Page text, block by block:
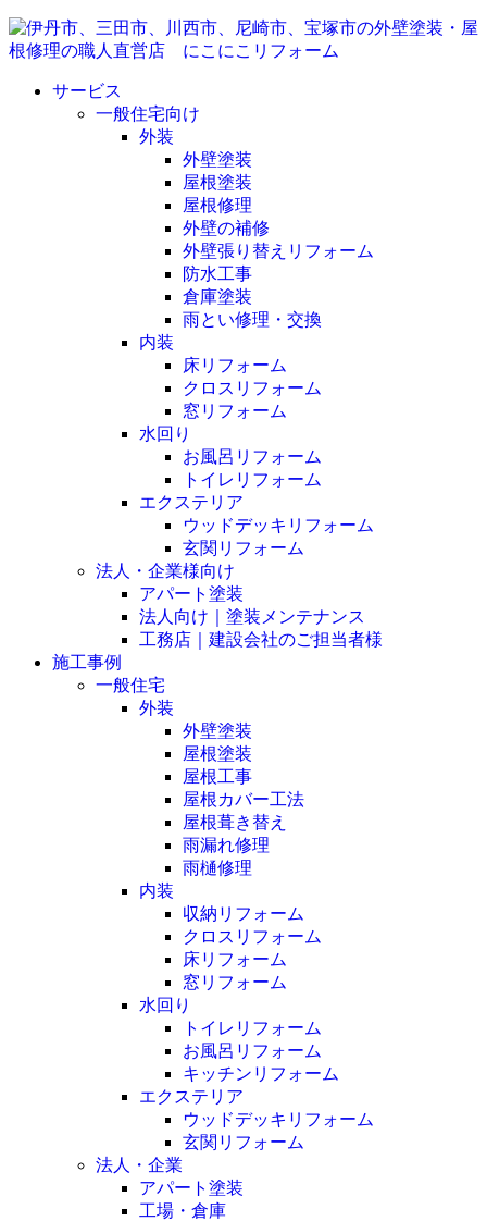
サービス
一般住宅向け
外装
外壁塗装
屋根塗装
屋根修理
外壁の補修
外壁張り替えリフォーム
防水工事
倉庫塗装
雨とい修理・交換
内装
床リフォーム
クロスリフォーム
窓リフォーム
水回り
お風呂リフォーム
トイレリフォーム
エクステリア
ウッドデッキリフォーム
玄関リフォーム
法人・企業様向け
アパート塗装
法人向け｜塗装メンテナンス
工務店｜建設会社のご担当者様
施工事例
一般住宅
外装
外壁塗装
屋根塗装
屋根工事
屋根カバー工法
屋根葺き替え
雨漏れ修理
雨樋修理
内装
収納リフォーム
クロスリフォーム
床リフォーム
窓リフォーム
水回り
トイレリフォーム
お風呂リフォーム
キッチンリフォーム
エクステリア
ウッドデッキリフォーム
玄関リフォーム
法人・企業
アパート塗装
工場・倉庫